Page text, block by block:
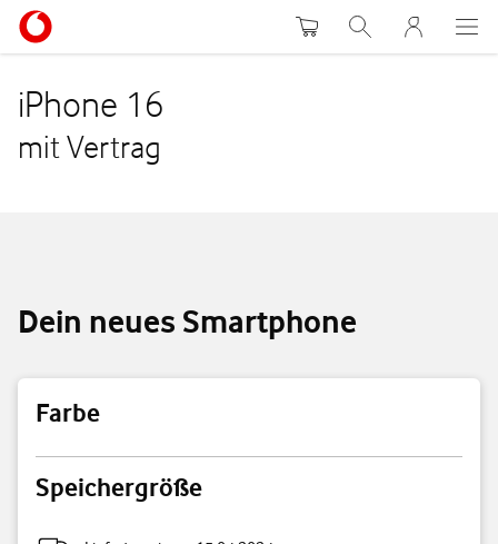
WarenkorbSuche MeinVodafone
iPhone 16
mit Vertrag
Dein neues Smartphone
Farbe
Farbe
Speichergröße
Speichergröße